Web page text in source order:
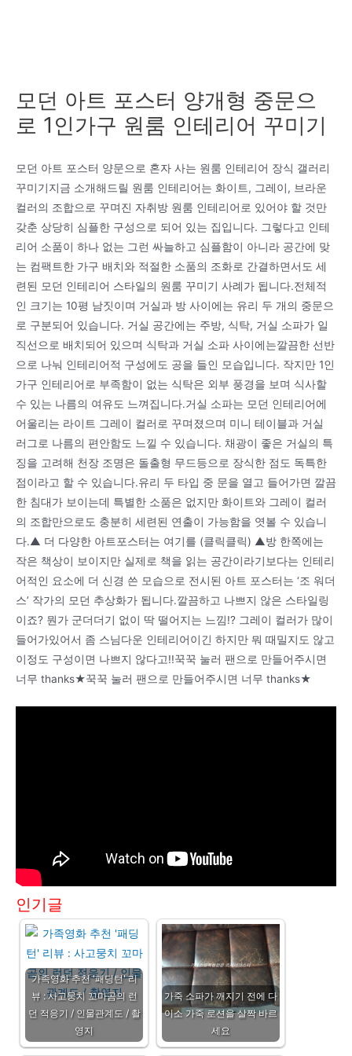
모던 아트 포스터 양개형 중문으
로 1인가구 원룸 인테리어 꾸미기
모던 아트 포스터 양문으로 혼자 사는 원룸 인테리어 장식 갤러리
꾸미기지금 소개해드릴 원룸 인테리어는 화이트, 그레이, 브라운
컬러의 조합으로 꾸며진 자취방 원룸 인테리어로 있어야 할 것만
갖춘 상당히 심플한 구성으로 되어 있는 집입니다. 그렇다고 인테
리어 소품이 하나 없는 그런 싸늘하고 심플함이 아니라 공간에 맞
는 컴팩트한 가구 배치와 적절한 소품의 조화로 간결하면서도 세
련된 모던 인테리어 스타일의 원룸 꾸미기 사례가 됩니다.전체적
인 크기는 10평 남짓이며 거실과 방 사이에는 유리 두 개의 중문으
로 구분되어 있습니다. 거실 공간에는 주방, 식탁, 거실 소파가 일
직선으로 배치되어 있으며 식탁과 거실 소파 사이에는깔끔한 선반
으로 나눠 인테리어적 구성에도 공을 들인 모습입니다. 작지만 1인
가구 인테리어로 부족함이 없는 식탁은 외부 풍경을 보며 식사할
수 있는 나름의 여유도 느껴집니다.거실 소파는 모던 인테리어에
어울리는 라이트 그레이 컬러로 꾸며졌으며 미니 테이블과 거실
러그로 나름의 편안함도 느낄 수 있습니다. 채광이 좋은 거실의 특
징을 고려해 천장 조명은 돌출형 무드등으로 장식한 점도 독특한
점이라고 할 수 있습니다.유리 두 타입 중 문을 열고 들어가면 깔끔
한 침대가 보이는데 특별한 소품은 없지만 화이트와 그레이 컬러
의 조합만으로도 충분히 세련된 연출이 가능함을 엿볼 수 있습니
다.▲ 더 다양한 아트포스터는 여기를 (클릭클릭) ▲방 한쪽에는
작은 책상이 보이지만 실제로 책을 읽는 공간이라기보다는 인테리
어적인 요소에 더 신경 쓴 모습으로 전시된 아트 포스터는 ‘조 워더
스’ 작가의 모던 추상화가 됩니다.깔끔하고 나쁘지 않은 스타일링
이죠? 뭔가 군더더기 없이 딱 떨어지는 느낌!? 그레이 컬러가 많이
들어가있어서 좀 스님다운 인테리어이긴 하지만 뭐 때밀지도 않고
이정도 구성이면 나쁘지 않다고!!꾹꾹 눌러 팬으로 만들어주시면
너무 thanks★꾹꾹 눌러 팬으로 만들어주시면 너무 thanks★
인기글
가족영화 추천 '패딩턴' 리
뷰 : 사고뭉치 꼬마곰의 런
던 적응기 / 인물관계도 / 촬
영지
가죽 소파가 깨지기 전에 다
이소 가죽 로션을 살짝 바르
세요